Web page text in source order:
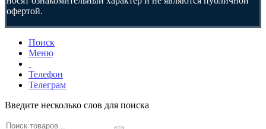
офертой.
Поиск
Меню
Телефон
Телеграм
Введите несколько слов для поиска